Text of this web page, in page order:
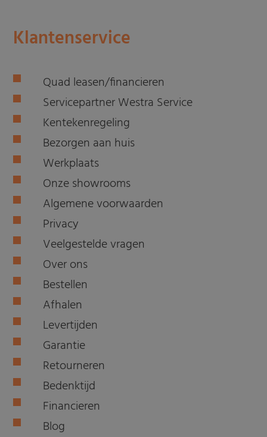
Klantenservice
Quad leasen/financieren
Servicepartner Westra Service
Kentekenregeling
Bezorgen aan huis
Werkplaats
Onze showrooms
Algemene voorwaarden
Privacy
Veelgestelde vragen
Over ons
Bestellen
Afhalen
Levertijden
Garantie
Retourneren
Bedenktijd
Financieren
Blog